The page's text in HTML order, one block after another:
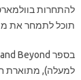
להתחרות
תוכל לתמחר את